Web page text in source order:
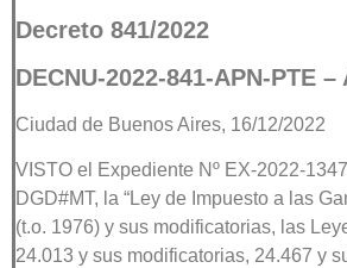
Decreto 841/2022
DECNU-2022-841-APN-PTE
Ciudad de Buenos Aires, 16/12/2022
VISTO el Expediente Nº EX-2022-
DGD#MT, la “Ley de Impuesto a las
(t.o. 1976) y sus modificatorias, las
24.013 y sus modificatorias, 24.467 y